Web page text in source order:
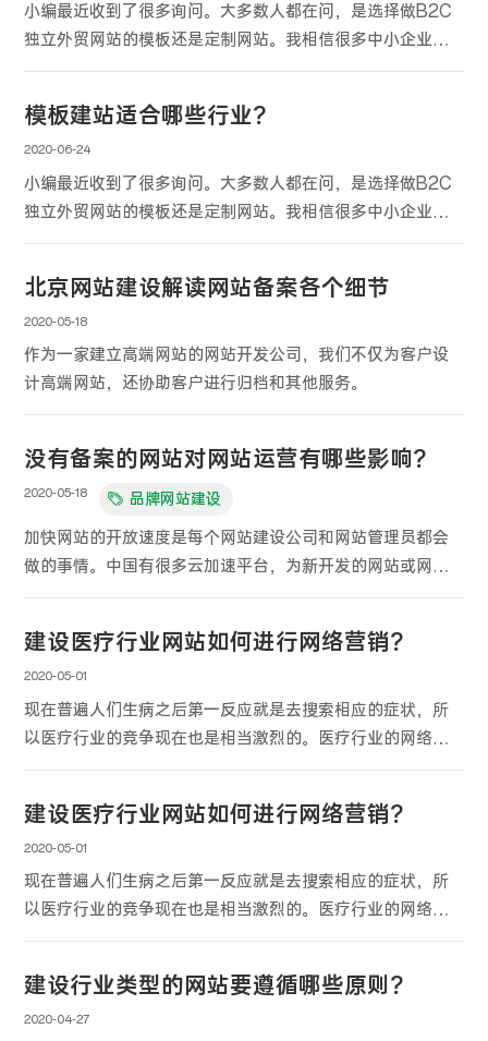
小编最近收到了很多询问。大多数人都在问，是选择做B2C
独立外贸网站的模板还是定制网站。我相信很多中小企业的
外商、外贸个体户和建站的小白都会有这个问题。
模板建站适合哪些行业？
2020-06-24
小编最近收到了很多询问。大多数人都在问，是选择做B2C
独立外贸网站的模板还是定制网站。我相信很多中小企业的
外商、外贸个体户和建站的小白都会有这个问题。
北京网站建设解读网站备案各个细节
2020-05-18
作为一家建立高端网站的网站开发公司，我们不仅为客户设
计高端网站，还协助客户进行归档和其他服务。
没有备案的网站对网站运营有哪些影响？
2020-05-18 品牌网站建设
加快网站的开放速度是每个网站建设公司和网站管理员都会
做的事情。中国有很多云加速平台，为新开发的网站或网站
开发公司的老网站提供加速服务。然而，这些云加速平台都
容问题而无法提交文件。 那你就不能享受云加速了 如何解
决这个问题？北京网站建设告诉你
建设医疗行业网站如何进行网络营销？
2020-05-01
现在普遍人们生病之后第一反应就是去搜索相应的症状，所
以医疗行业的竞争现在也是相当激烈的。医疗行业的网络营
销想要占据优势，具备同行竞争力，一定要面面俱到，以一
俱到，做到人有我有，人无我有，只要他们在方法和技巧方
面比别人好，就可以在网络营销中脱颖而出。
建设医疗行业网站如何进行网络营销？
2020-05-01
现在普遍人们生病之后第一反应就是去搜索相应的症状，所
以医疗行业的竞争现在也是相当激烈的。医疗行业的网络营
销想要占据优势，具备同行竞争力，一定要面面俱到，以一
俱到，做到人有我有，人无我有，只要他们在方法和技巧方
面比别人好，就可以在网络营销中脱颖而出。
建设行业类型的网站要遵循哪些原则？
2020-04-27